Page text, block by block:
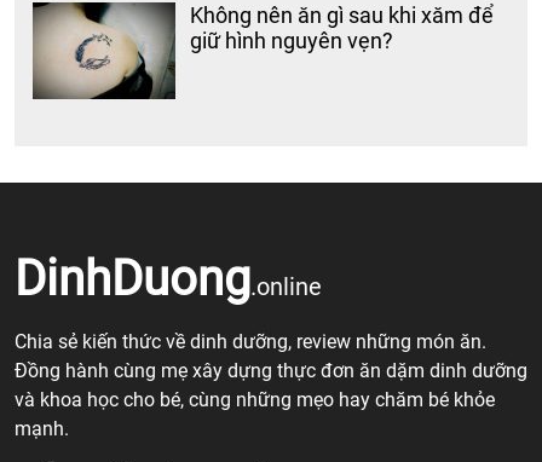
Không nên ăn gì sau khi xăm để
giữ hình nguyên vẹn?
DinhDuong.online
Chia sẻ kiến thức về dinh dưỡng, review những món ăn.
Đồng hành cùng mẹ xây dựng thực đơn ăn dặm dinh dưỡng
và khoa học cho bé, cùng những mẹo hay chăm bé khỏe
mạnh.